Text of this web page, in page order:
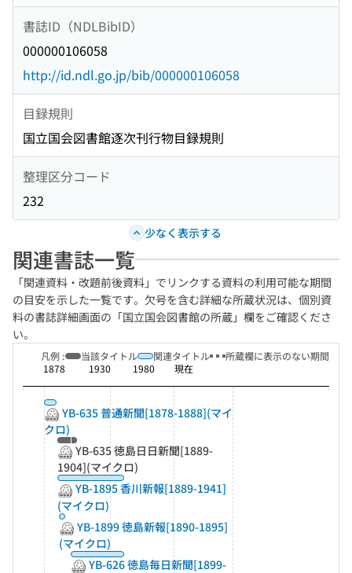
書誌ID（NDLBibID）
000000106058
http://id.ndl.go.jp/bib/000000106058
目録規則
国立国会図書館逐次刊行物目録規則
整理区分コード
232
少なく表示する
関連書誌一覧
「関連資料・改題前後資料」でリンクする資料の利用可能な期間
の目安を示した一覧です。欠号を含む詳細な所蔵状況は、個別資
料の書誌詳細画面の「国立国会図書館の所蔵」欄をご確認くださ
い。
凡例 : 当該タイトル 関連タイトル
所蔵欄に表示のない期間
1878
1930 1980 現在
YB-635 普通新聞[1878-1888](マイ
クロ)
YB-635 徳島日日新聞[1889-
1904](マイクロ)
YB-1895 香川新報[1889-1941]
(マイクロ)
YB-1899 徳島新報[1890-1895]
(マイクロ)
YB-626 徳島毎日新聞[1899-